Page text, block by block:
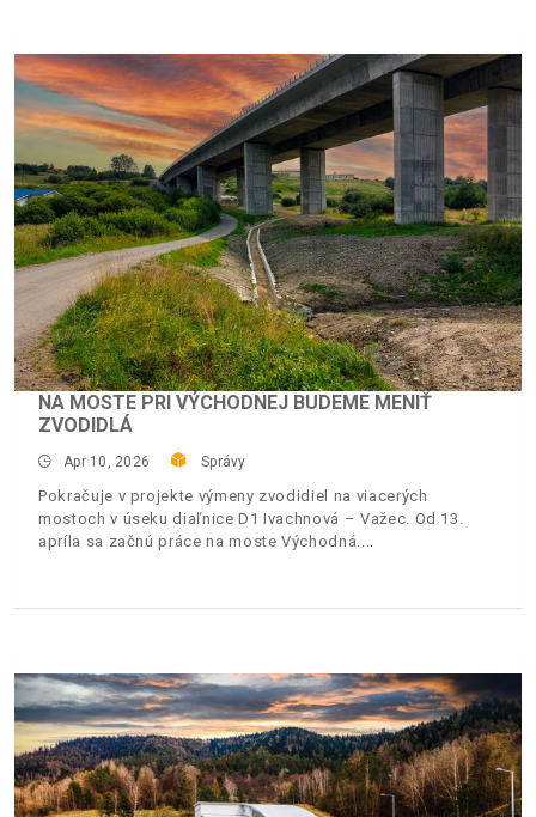
NA MOSTE PRI VÝCHODNEJ BUDEME MENIŤ
ZVODIDLÁ
Apr 10, 2026 Správy
Pokračuje v projekte výmeny zvodidiel na viacerých
mostoch v úseku diaľnice D1 Ivachnová – Važec. Od 13.
apríla sa začnú práce na moste Východná.